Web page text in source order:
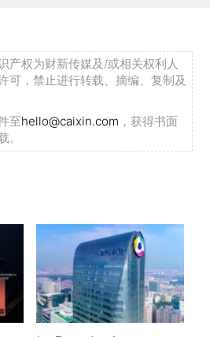
产权为财新传媒及/或相关权利人
可，禁止进行转载、摘编、复制及
至hello@caixin.com ，获得书面
。